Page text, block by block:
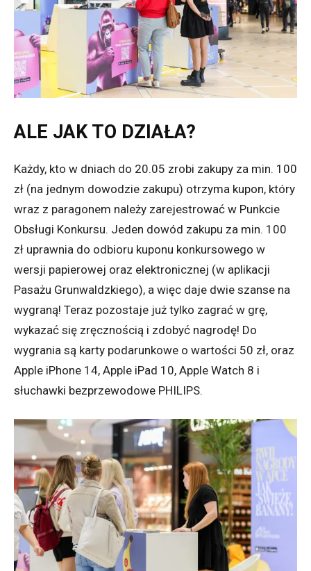
ALE JAK TO DZIAŁA?
Każdy, kto w dniach do 20.05 zrobi zakupy za min. 100
zł (na jednym dowodzie zakupu) otrzyma kupon, który
wraz z paragonem należy zarejestrować w Punkcie
Obsługi Konkursu. Jeden dowód zakupu za min. 100
zł uprawnia do odbioru kuponu konkursowego w
wersji papierowej oraz elektronicznej (w aplikacji
Pasażu Grunwaldzkiego), a więc daje dwie szanse na
wygraną! Teraz pozostaje już tylko zagrać w grę,
wykazać się zręcznością i zdobyć nagrodę! Do
wygrania są karty podarunkowe o wartości 50 zł, oraz
Apple iPhone 14, Apple iPad 10, Apple Watch 8 i
słuchawki bezprzewodowe PHILIPS.